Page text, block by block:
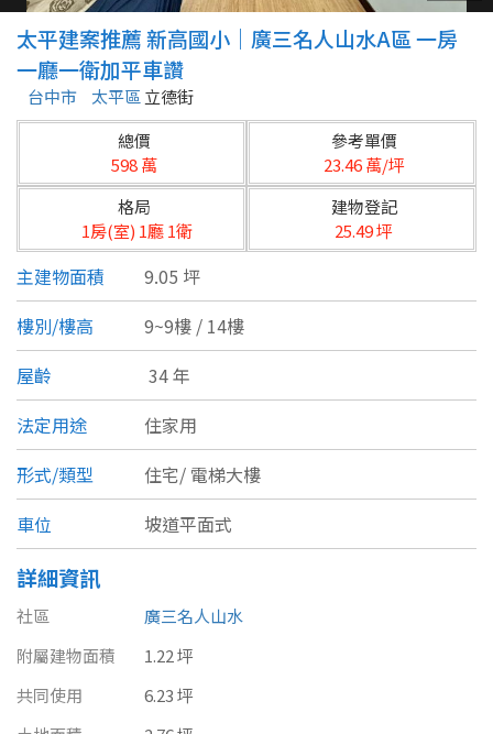
縣市
不限
台北市
基隆市
新北市
宜蘭縣
桃園市
新竹市
新竹縣
苗栗縣
台中市
彰化縣
南投縣
雲林縣
嘉義市
區域
類型(可複選)
不拘 公寓 電梯大樓 套房
別墅 透天厝 樓中樓 華廈
農舍 辦公 店面 工廠
坪數
20~30 坪
太平建案推薦 新高國小｜廣三名人山水A區 一房
一廳一衛加平車讚
台中市 太平區 立德街
總價
598 萬
參考單價
23.46 萬/坪
格局
1房(室) 1廳 1衛
建物登記
25.49 坪
主建物面積
9.05 坪
樓別/樓高
9~9樓 / 14樓
屋齡
34 年
法定用途
住家用
形式/類型
住宅/ 電梯大樓
車位
坡道平面式
詳細資訊
社區
廣三名人山水
附屬建物面積
1.22 坪
共同使用
6.23 坪